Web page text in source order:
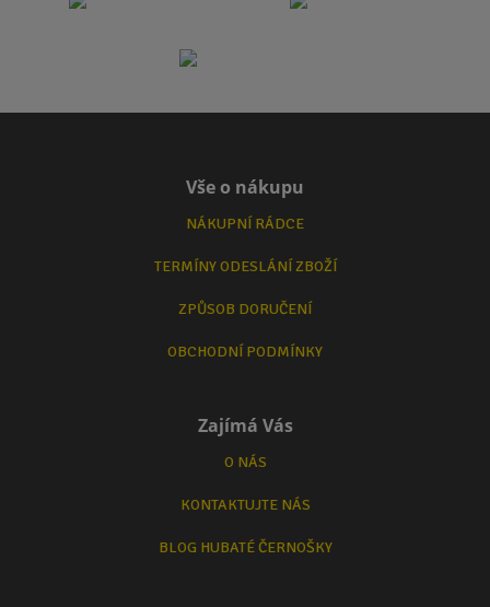
Vše o nákupu
NÁKUPNÍ RÁDCE
TERMÍNY ODESLÁNÍ ZBOŽÍ
ZPŮSOB DORUČENÍ
OBCHODNÍ PODMÍNKY
Zajímá Vás
O NÁS
KONTAKTUJTE NÁS
BLOG HUBATÉ ČERNOŠKY